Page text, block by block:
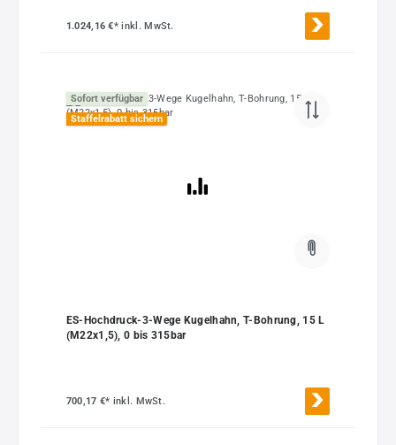
1.024,16 €*inkl. MwSt.
Sofort verfügbar
Staffelrabatt sichern
ES-Hochdruck-3-Wege Kugelhahn, T-Bohrung, 15 L
(M22x1,5), 0 bis 315bar
700,17 €* inkl. MwSt.